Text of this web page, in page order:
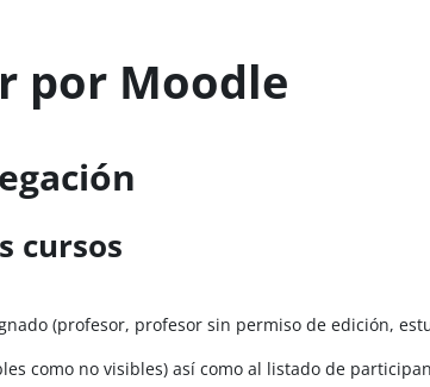
por Moodle
cursos
(profesor, profesor sin permiso de edición,
como no visibles) así como al listado de